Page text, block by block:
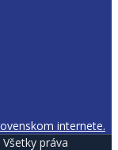
Všetky práva